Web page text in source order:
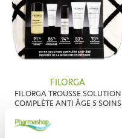
FILORGA
FILORGA TROUSSE SOLUTION
COMPLÈTE ANTI ÂGE 5 SOINS
22,49 €